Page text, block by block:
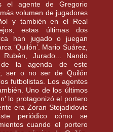
el agente deGregorio
volumen de jugadores
y también en el Real
estas últimas dos
han jugado o juegan
‘Quilón’. MarioSuárez,
Rubén, Jurado...
Nando
la agenda de este
ser o no ser de Quilón
futbolistas. Los agentes
Uno de los últimos
’ lo protagonizó el portero
era Zoran Stojadidovic
periódico cómo se
cuando el portero